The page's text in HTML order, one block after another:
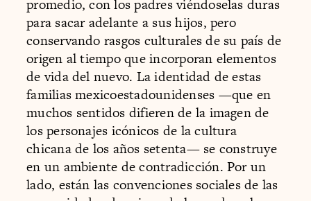
promedio, con los padres viéndoselas duras
para sacar adelante a sus hijos, pero
conservando rasgos culturales de su país de
origen al tiempo que incorporan elementos
de vida del nuevo. La identidad de estas
familias mexicoestadounidenses —que en
muchos sentidos difieren de la imagen de
los personajes icónicos de la cultura
chicana de los años setenta— se construye
en un ambiente de contradicción. Por un
lado, están las convenciones sociales de las